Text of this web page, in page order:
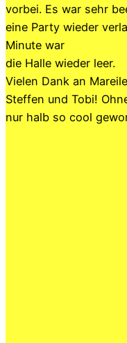
vorbei. Es war sehr
eine Party wieder
Minute war
die Halle wieder leer.
Vielen Dank an
Steffen und Tobi!
nur halb so cool